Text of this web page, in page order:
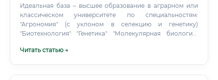
Идеальная база – высшее образование в аграрном или
классическом университете по специальностям:
"Агрономия" (с уклоном в селекцию и генетику)
"Биотехнология" "Генетика" "Молекулярная биология"
нужно понимать как процессы, происходящие в клетке
Читать статью →